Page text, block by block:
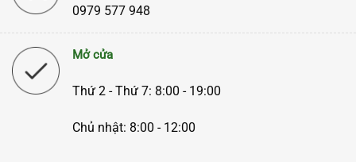
0979 577 948
Mở cửa
Thứ 2 - Thứ 7: 8:00 - 19:00
Chủ nhật: 8:00 - 12:00